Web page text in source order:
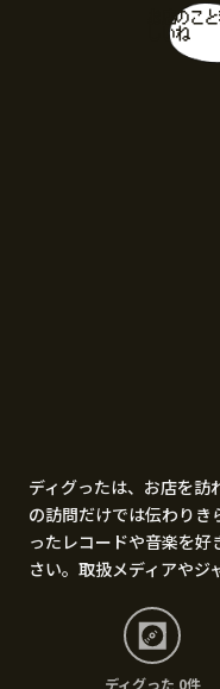
お店のこ
しいね
ディグったは、お店を訪
の訪問だけでは伝わり
ったレコードや音楽を
さい。取扱メディアやジ
ディグった 0件